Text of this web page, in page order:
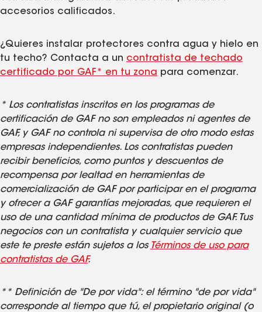
accesorios calificados.
¿Quieres instalar protectores contra agua y hielo en
tu techo? Contacta a un contratista de techado
certificado por GAF* en tu zona para comenzar.
* Los contratistas inscritos en los programas de
certificación de GAF no son empleados ni agentes de
GAF, y GAF no controla ni supervisa de otro modo estas
empresas independientes. Los contratistas pueden
recibir beneficios, como puntos y descuentos de
recompensa por lealtad en herramientas de
comercialización de GAF por participar en el programa
y ofrecer a GAF garantías mejoradas, que requieren el
uso de una cantidad mínima de productos de GAF. Tus
negocios con un contratista y cualquier servicio que
este te preste están sujetos a los Términos de uso para
contratistas de GAF.
** Definición de "De por vida": el término "de por vida"
corresponde al tiempo que tú, el propietario original (o